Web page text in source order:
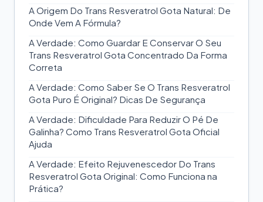
A Origem Do Trans Resveratrol Gota Natural: De
Onde Vem A Fórmula?
A Verdade: Como Guardar E Conservar O Seu
Trans Resveratrol Gota Concentrado Da Forma
Correta
A Verdade: Como Saber Se O Trans Resveratrol
Gota Puro É Original? Dicas De Segurança
A Verdade: Dificuldade Para Reduzir O Pé De
Galinha? Como Trans Resveratrol Gota Oficial
Ajuda
A Verdade: Efeito Rejuvenescedor Do Trans
Resveratrol Gota Original: Como Funciona na
Prática?